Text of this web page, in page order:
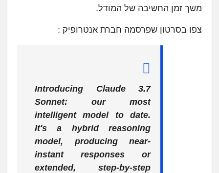
משך זמן החשיבה של המודל.
צפו בסרטון שפרסמה חברת אנטרופיק :
Introducing Claude 3.7
Sonnet: our most
intelligent model to date.
It's a hybrid reasoning
model, producing near-
instant responses or
extended, step-by-step